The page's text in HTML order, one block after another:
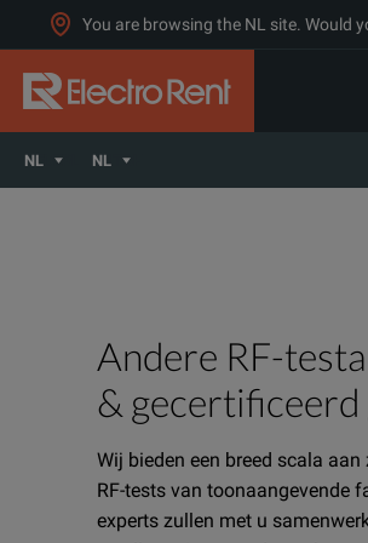
You are browsing the NL site. Would
NL NL
Andere RF-
&
Wij bieden een breed scala
RF-tests van toonaangevende
experts zullen met u